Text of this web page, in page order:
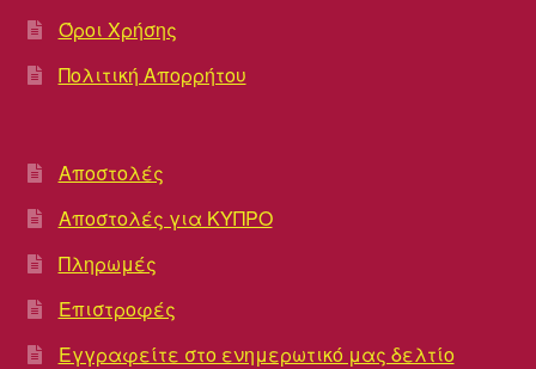
Όροι Χρήσης
Πολιτική Απορρήτου
Αποστολές
Αποστολές για ΚΥΠΡΟ
Πληρωμές
Επιστροφές
Εγγραφείτε στο ενημερωτικό μας δελτίο